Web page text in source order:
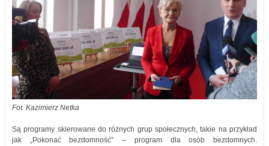
Fot. Kazimierz Netka
Są programy skierowane do różnych grup społecznych, takie na przykład
jak „Pokonać bezdomność” – program dla osób bezdomnych.